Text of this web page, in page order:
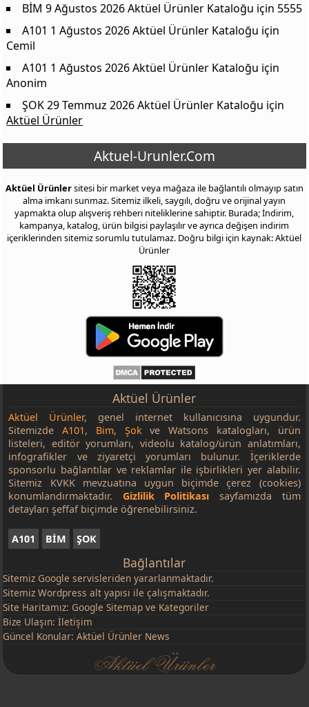
BİM 9 Ağustos 2026 Aktüel Ürünler Kataloğu için 5555
A101 1 Ağustos 2026 Aktüel Ürünler Kataloğu için
Cemil
A101 1 Ağustos 2026 Aktüel Ürünler Kataloğu için
Anonim
ŞOK 29 Temmuz 2026 Aktüel Ürünler Kataloğu için
Aktüel Ürünler
Aktuel-Urunler.Com
Aktüel Ürünlersitesi bir market veya mağaza ile bağlantılı olmayıp satın
alma imkanı sunmaz. Sitemiz ilkeli, saygılı, doğru ve orijinal yayın
yapmakta olup alışveriş rehberi niteliklerine sahiptir. Burada; İndirim,
kampanya, katalog, ürün bilgisi paylaşılır ve ayrıca değişen indirim
içeriklerinden sitemiz sorumlu tutulamaz. Doğru bilgi için kaynak: Aktüel
Ürünler
Aktüel Ürünler
Aktüel Ürünler, genel internet kullanıcısına uygundur.
SitemizdeA101, Bim, Şokve Watsons katalogları, ürün
listeleri, editör yorumları, videolu katalog/ürün anlatımları,
infografikler ve ziyaretçi yorumları bulunur. İçeriklerde
sponsorlu bağlantılar ve reklamlar ile işbirlikleri yer alabilir.
Sitemiz KVKK mevzuatına uygun biçimde çerez (cookies)
konumlandırmaktadır. Gizlilik Politikası sayfamızda tüm
detayları şeffaf biçimde öğrenebilirsiniz.
A101 BİM ŞOK
Bağlantılar
Sitemiz Google servisleriden yararlanmaktadır.
Sitemiz Wordpress alt yapısı ile çalışmaktadır.
Site Haritamız: Google Sitemap ve Kategoriler
Bize Ulaşın:İletişim
Güncel Konular:Aktüel Ürünler News